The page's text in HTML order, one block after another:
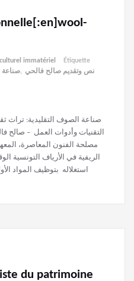
immatériel
Étiquette
صناعة, نص وتقديم صالح فالحي
صناعة الصوف التقليدية: تراث
التقنيات وأدوات العمل –
مصلحة الفنون المعاصرة،
الريفية في الأرياف التونسية
استغلاله بتوظيف المواد
du patrimoine